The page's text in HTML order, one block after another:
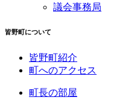
議会事務局
皆野町について
皆野町紹介
町へのアクセス
町長の部屋